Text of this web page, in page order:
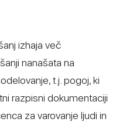
izhaja več
nanašata na
t.j. pogoj, ki
razpisni dokumentaciji
za varovanje ljudi in